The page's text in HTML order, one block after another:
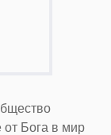
от Бога в мир